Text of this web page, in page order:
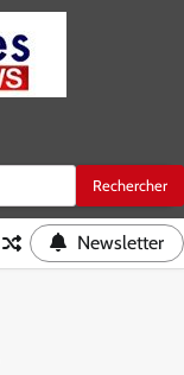
Newsletter